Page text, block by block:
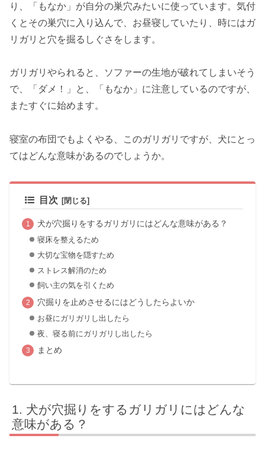
り、「もなか」が自分の巣穴みたいに使っています。気付
くとその巣穴に入り込んで、お昼寝していたり、時にはガ
リガリと穴を掘るしぐさをします。
ガリガリやられると、ソファーの生地が破れてしまいそう
で、「ダメ！」と、「もなか」に注意しているのですが、
またすぐに始めます。
寝室の布団でもよくやる、このガリガリですが、犬にとっ
てはどんな意味があるのでしょうか。
目次
犬が穴掘りをするガリガリにはどんな意味がある？
寝床を整えるため
大切な宝物を隠すため
ストレス解消のため
飼い主の気を引くため
穴掘りを止めさせるにはどうしたらよいか
お昼にガリガリし出したら
夜、寝る前にガリガリし出したら
まとめ
犬が穴掘りをするガリガリにはどんな
意味がある？